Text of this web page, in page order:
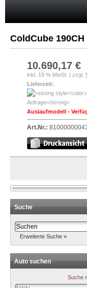
Neukunde?
Kasse
Anmelden
ColdCube 190CH
10.690,17 €
inkl. 19 % MwSt. | zzgl.
Lieferzeit:
Auslaufmodell -
Art.Nr.:
Suche
Erweiterte Suche »
Auto suchen
Suche